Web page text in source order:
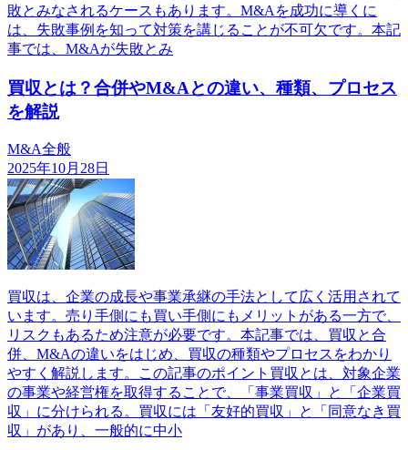
敗とみなされるケースもあります。M&Aを成功に導くに
は、失敗事例を知って対策を講じることが不可欠です。本記
事では、M&Aが失敗とみ
買収とは？合併やM&Aとの違い、種類、プロセス
を解説
M&A全般
2025年10月28日
買収は、企業の成長や事業承継の手法として広く活用されて
います。売り手側にも買い手側にもメリットがある一方で、
リスクもあるため注意が必要です。本記事では、買収と合
併、M&Aの違いをはじめ、買収の種類やプロセスをわかり
やすく解説します。この記事のポイント買収とは、対象企業
の事業や経営権を取得することで、「事業買収」と「企業買
収」に分けられる。買収には「友好的買収」と「同意なき買
収」があり、一般的に中小